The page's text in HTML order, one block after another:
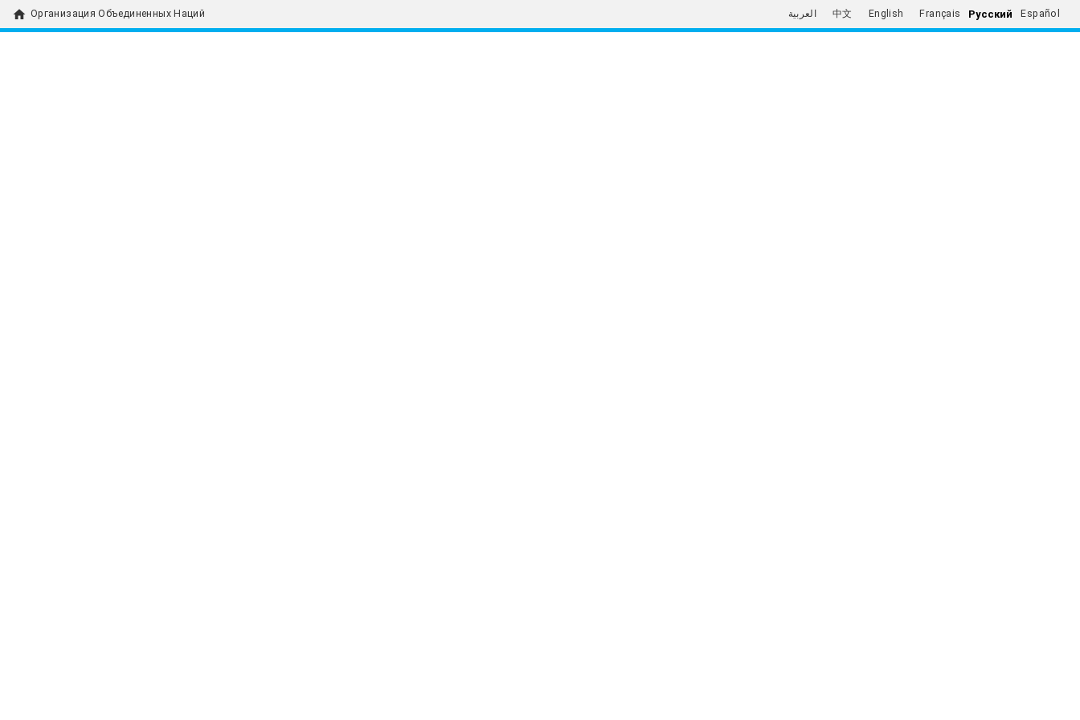
home Организация Объединенных Наций العربية 中文 English Français Русский Español